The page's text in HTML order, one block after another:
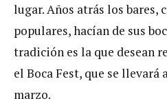
lugar. Años atrás los bares,
populares, hacían de sus
tradición es la que desean
el Boca Fest, que se llevará
marzo.